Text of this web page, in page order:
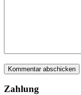
Zahlung